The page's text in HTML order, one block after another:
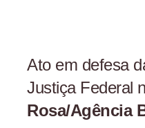
Ato em defesa
Justiça Federal
Rosa/Agência